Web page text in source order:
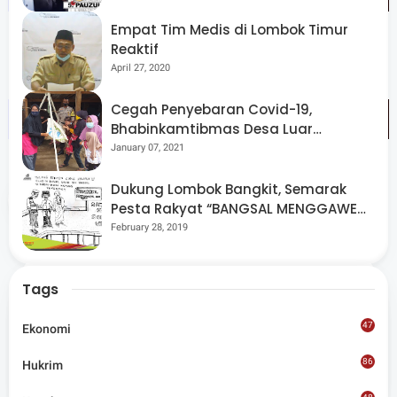
Share
Empat Tim Medis di Lombok Timur
Reaktif
April 27, 2020
Cegah Penyebaran Covid-19,
Bhabinkamtibmas Desa Luar
Pantau Kegiatan Posyandu
January 07, 2021
Dukung Lombok Bangkit, Semarak
Pesta Rakyat “BANGSAL MENGGAWE”
Kembali Digelar Para Seniman Di
February 28, 2019
Tags
Ekonomi 47
Hukrim 86